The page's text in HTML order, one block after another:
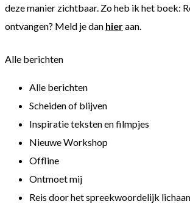
deze manier zichtbaar. Zo heb ik het boek:
ontvangen? Meld je dan hieraan.
Alle berichten
Alle berichten
Scheiden of blijven
Inspiratie teksten en filmpjes
Nieuwe Workshop
Offline
Ontmoet mij
Reis door het spreekwoordelijk